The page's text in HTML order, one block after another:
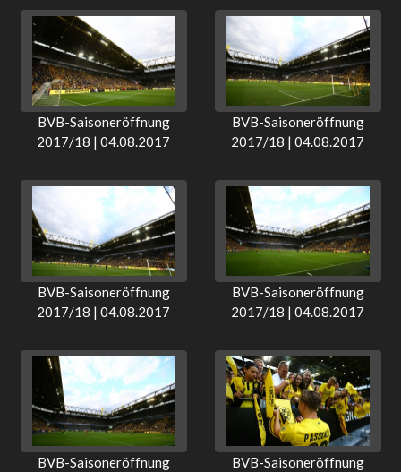
BVB-Saisoneröffnung
2017/18 | 04.08.2017
BVB-Saisoneröffnung
2017/18 | 04.08.2017
BVB-Saisoneröffnung
2017/18 | 04.08.2017
BVB-Saisoneröffnung
2017/18 | 04.08.2017
BVB-Saisoneröffnung
BVB-Saisoneröffnung